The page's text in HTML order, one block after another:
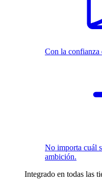
Con la confianza
No importa cuál
ambición.
Integrado en todas las